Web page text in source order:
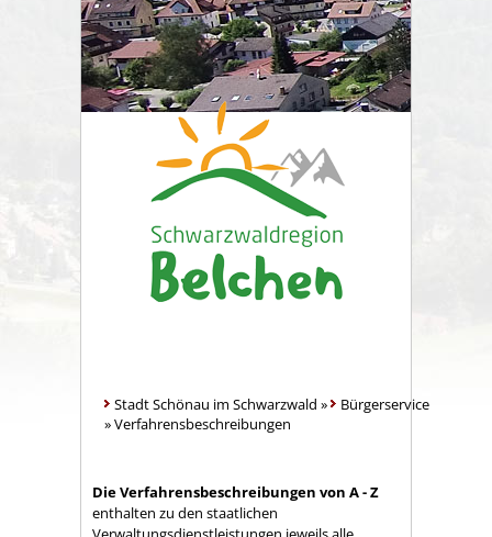
Stadt Schönau im Schwarzwald »
Bürgerservice
»Verfahrensbeschreibungen
Die Verfahrensbeschreibungen von A - Z
enthalten zu den staatlichen